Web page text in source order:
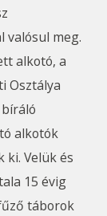
valósul meg.
alkotó, a
Osztálya
alkotók
Velük és
15 évig
táborok